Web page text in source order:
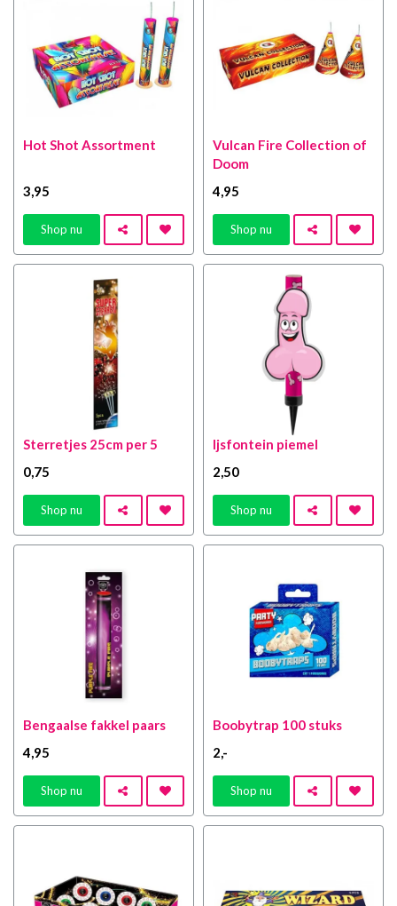
Hot Shot Assortment
3 ,95
Shop nu
Vulcan Fire Collection of
Doom
4 ,95
Shop nu
Sterretjes 25cm per 5
0 ,75
Shop nu
Ijsfontein piemel
2 ,50
Shop nu
Bengaalse fakkel paars
4 ,95
Shop nu
Boobytrap 100 stuks
2 ,-
Shop nu